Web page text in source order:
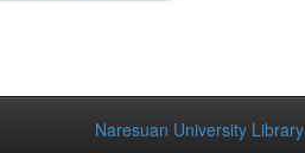
Naresuan University Library